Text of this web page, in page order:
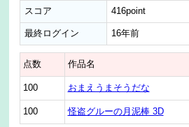
スコア 416point
最終ログイン 16年前
点数 作品名
100 おまえうまそうだな
100 怪盗グルーの月泥棒 3D